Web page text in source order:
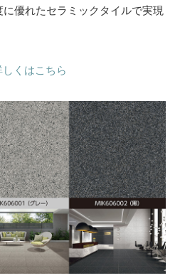
優れたセラミックタイルで実現
しくはこちら
）